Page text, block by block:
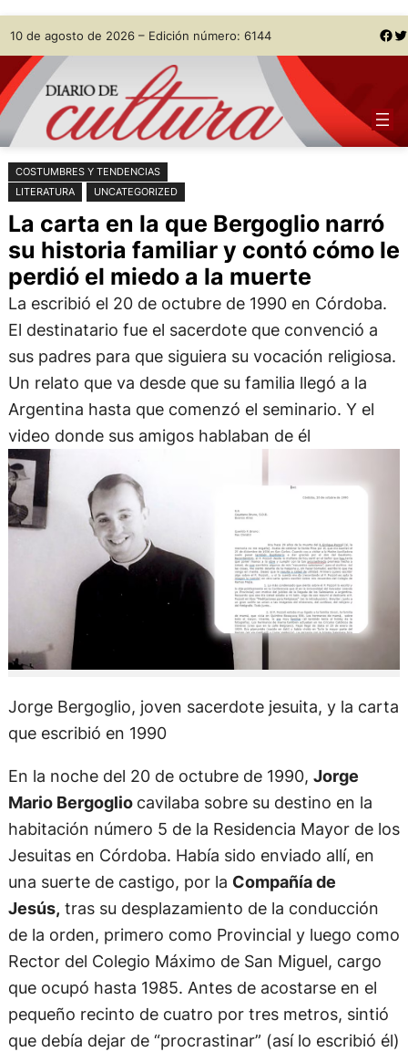
Saltar
al
contenido
Skip
to
content
10 de agosto de 2026 – Edición número: 6144 Facebook Twitter
COSTUMBRES Y TENDENCIAS
LITERATURA
UNCATEGORIZED
La carta en la que Bergoglio narró
su historia familiar y contó cómo le
perdió el miedo a la muerte
La escribió el 20 de octubre de 1990 en Córdoba.
El destinatario fue el sacerdote que convenció a
sus padres para que siguiera su vocación religiosa.
Un relato que va desde que su familia llegó a la
Argentina hasta que comenzó el seminario. Y el
video donde sus amigos hablaban de él
Jorge Bergoglio, joven sacerdote jesuita, y la carta
que escribió en 1990
En la noche del 20 de octubre de 1990, Jorge
Mario Bergoglio cavilaba sobre su destino en la
habitación número 5 de la Residencia Mayor de los
Jesuitas en Córdoba. Había sido enviado allí, en
una suerte de castigo, por la Compañía de
Jesús, tras su desplazamiento de la conducción
de la orden, primero como Provincial y luego como
Rector del Colegio Máximo de San Miguel, cargo
que ocupó hasta 1985. Antes de acostarse en el
pequeño recinto de cuatro por tres metros, sintió
que debía dejar de “procrastinar” (así lo escribió él)